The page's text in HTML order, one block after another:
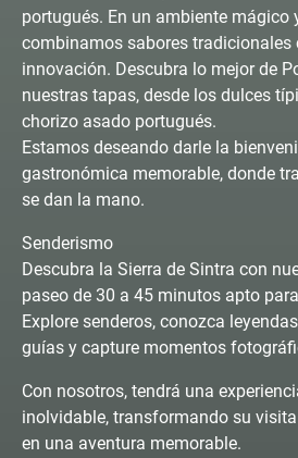
portugués. En un ambiente mágico
combinamos sabores tradicionales
innovación. Descubra lo mejor de
nuestras tapas, desde los dulces
chorizo asado portugués.
Estamos deseando darle la
gastronómica memorable, donde
se dan la mano.
Senderismo
Descubra la Sierra de Sintra con
paseo de 30 a 45 minutos apto
Explore senderos, conozca
guías y capture momentos
Con nosotros, tendrá una
inolvidable, transformando su
en una aventura memorable.